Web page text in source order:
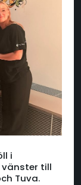
i
till
Tuva.